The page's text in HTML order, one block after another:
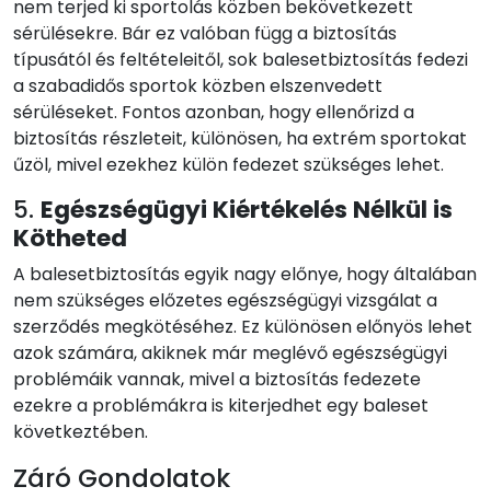
nem terjed ki sportolás közben bekövetkezett
sérülésekre. Bár ez valóban függ a biztosítás
típusától és feltételeitől, sok balesetbiztosítás fedezi
a szabadidős sportok közben elszenvedett
sérüléseket. Fontos azonban, hogy ellenőrizd a
biztosítás részleteit, különösen, ha extrém sportokat
űzöl, mivel ezekhez külön fedezet szükséges lehet.
5. Egészségügyi Kiértékelés Nélkül is
Kötheted
A balesetbiztosítás egyik nagy előnye, hogy általában
nem szükséges előzetes egészségügyi vizsgálat a
szerződés megkötéséhez. Ez különösen előnyös lehet
azok számára, akiknek már meglévő egészségügyi
problémáik vannak, mivel a biztosítás fedezete
ezekre a problémákra is kiterjedhet egy baleset
következtében.
Záró Gondolatok